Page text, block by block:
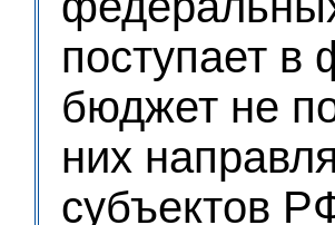
поступает
бюджет не
них
субъектов